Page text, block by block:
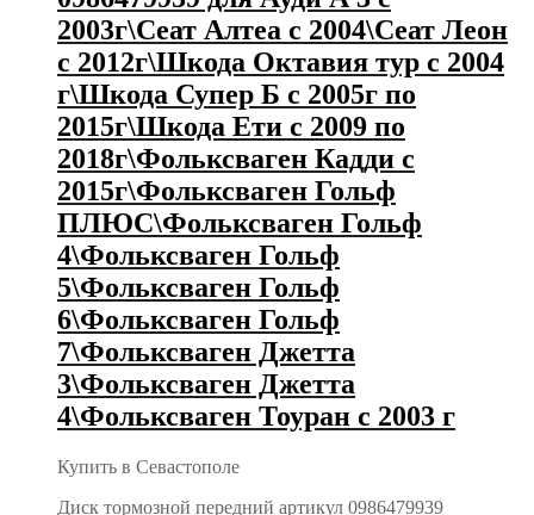
2003г\Сеат Алтеа с 2004\Сеат Леон
с 2012г\Шкода Октавия тур с 2004
г\Шкода Супер Б с 2005г по
2015г\Шкода Ети с 2009 по
2018г\Фольксваген Кадди с
2015г\Фольксваген Гольф
ПЛЮС\Фольксваген Гольф
4\Фольксваген Гольф
5\Фольксваген Гольф
6\Фольксваген Гольф
7\Фольксваген Джетта
3\Фольксваген Джетта
4\Фольксваген Тоуран с 2003 г
Купить в Севастополе
Диск тормозной передний артикул 0986479939